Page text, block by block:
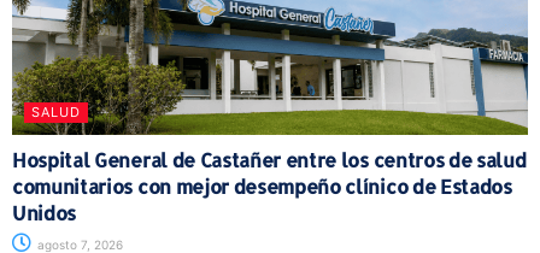
SALUD
Hospital General de Castañer entre los centros de salud
comunitarios con mejor desempeño clínico de Estados
Unidos
agosto 7, 2026